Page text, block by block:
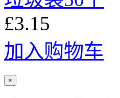
£3.15
加入购物车
×